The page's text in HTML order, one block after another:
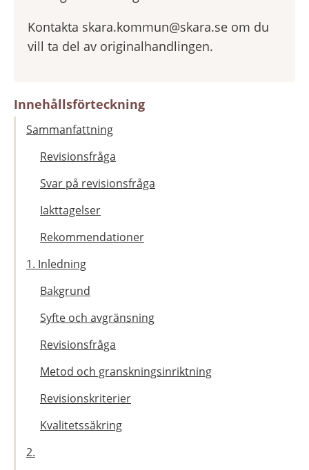
Kontakta skara.kommun@skara.se om du
vill ta del av originalhandlingen.
Innehållsförteckning
Sammanfattning
Revisionsfråga
Svar på revisionsfråga
Iakttagelser
Rekommendationer
1. Inledning
Bakgrund
Syfte och avgränsning
Revisionsfråga
Metod och granskningsinriktning
Revisionskriterier
Kvalitetssäkring
2.